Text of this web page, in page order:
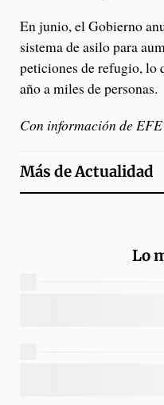
En junio, el Gobierno
sistema de asilo para
peticiones de refugio, lo
año a miles de personas.
Con información de EFE
Más deActualidad
Lo